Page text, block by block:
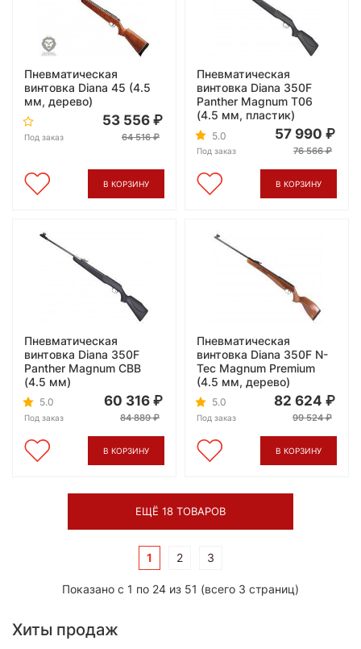
Пневматическая
винтовка Diana 45 (4.5
мм, дерево)
Под заказ
53 556
64 516
В КОРЗИНУ
Пневматическая
винтовка Diana 350F
Panther Magnum T06
(4.5 мм, пластик)
5.0
Под заказ
57 990
76 566
В КОРЗИНУ
Пневматическая
винтовка Diana 350F
Panther Magnum CBB
(4.5 мм)
5.0
Под заказ
60 316
84 889
В КОРЗИНУ
Пневматическая
винтовка Diana 350F N-
Tec Magnum Premium
(4.5 мм, дерево)
5.0
Под заказ
82 624
99 524
В КОРЗИНУ
ЕЩЁ 18 ТОВАРОВ
1 2 3
Показано с 1 по 24 из 51 (всего 3 страниц)
Хиты продаж